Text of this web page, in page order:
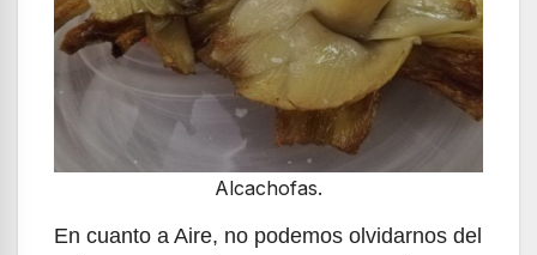
Alcachofas.
En cuanto a Aire, no podemos olvidarnos del